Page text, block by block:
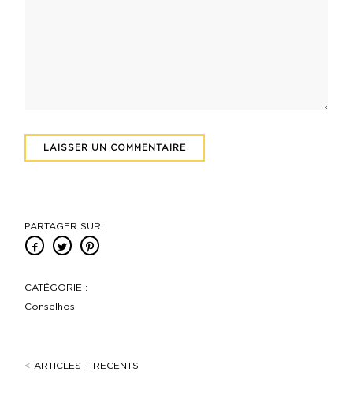
PARTAGER SUR:
CATÉGORIE :
Conselhos
< ARTICLES + RECENTS